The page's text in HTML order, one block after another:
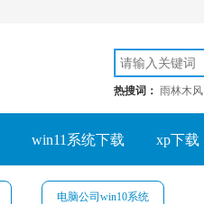
热搜词： 雨林木风
win11系统下载 xp下载
电脑公司win10系统